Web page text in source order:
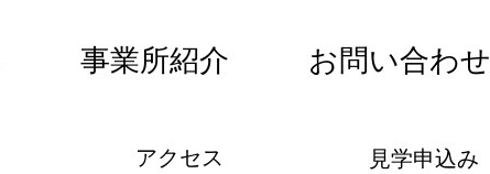
事業所紹介 お問い合わせ
アクセス 見学申込み